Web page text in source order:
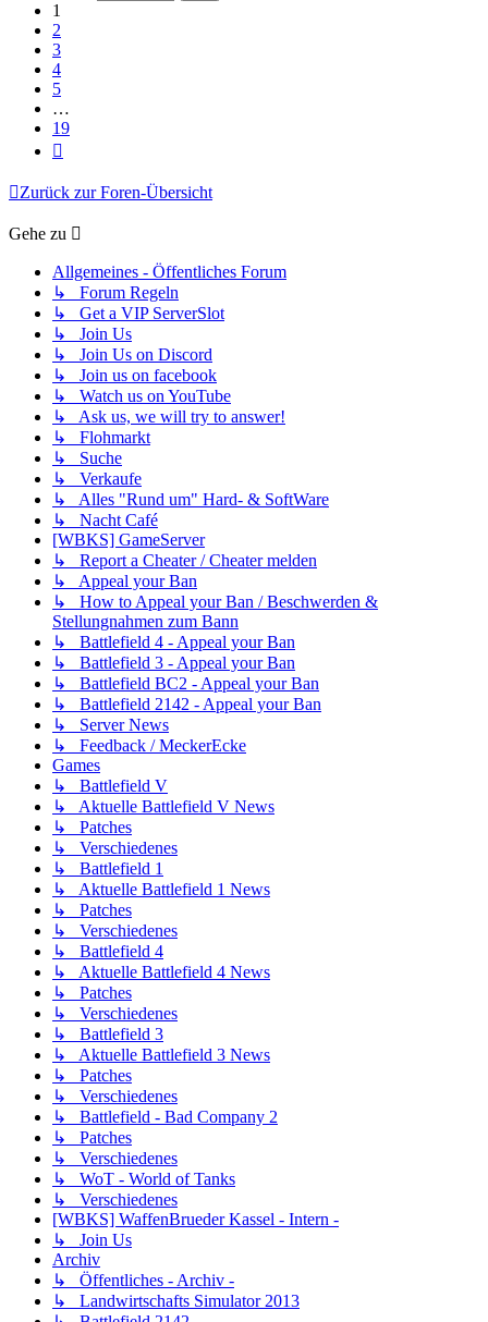
1
2
3
4
5
…
19
Zurück zur Foren-Übersicht
Gehe zu
Allgemeines - Öffentliches Forum
↳ Forum Regeln
↳ Get a VIP ServerSlot
↳ Join Us
↳ Join Us on Discord
↳ Join us on facebook
↳ Watch us on YouTube
↳ Ask us, we will try to answer!
↳ Flohmarkt
↳ Suche
↳ Verkaufe
↳ Alles "Rund um" Hard- & SoftWare
↳ Nacht Café
[WBKS] GameServer
↳ Report a Cheater / Cheater melden
↳ Appeal your Ban
↳ How to Appeal your Ban / Beschwerden &
Stellungnahmen zum Bann
↳ Battlefield 4 - Appeal your Ban
↳ Battlefield 3 - Appeal your Ban
↳ Battlefield BC2 - Appeal your Ban
↳ Battlefield 2142 - Appeal your Ban
↳ Server News
↳ Feedback / MeckerEcke
Games
↳ Battlefield V
↳ Aktuelle Battlefield V News
↳ Patches
↳ Verschiedenes
↳ Battlefield 1
↳ Aktuelle Battlefield 1 News
↳ Patches
↳ Verschiedenes
↳ Battlefield 4
↳ Aktuelle Battlefield 4 News
↳ Patches
↳ Verschiedenes
↳ Battlefield 3
↳ Aktuelle Battlefield 3 News
↳ Patches
↳ Verschiedenes
↳ Battlefield - Bad Company 2
↳ Patches
↳ Verschiedenes
↳ WoT - World of Tanks
↳ Verschiedenes
[WBKS] WaffenBrueder Kassel - Intern -
↳ Join Us
Archiv
↳ Öffentliches - Archiv -
↳ Landwirtschafts Simulator 2013